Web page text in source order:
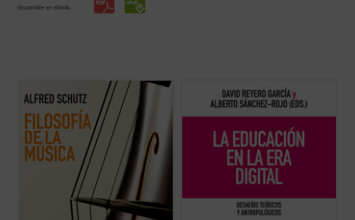
disponible en ebook:
Este libro reúne, por primera vez en
español, todos los textos sobre música de
Alfred Schutz, uno de los grandes nombres
de la sociología del siglo XX. En ellos no solo
analiza lo que sentimos cuando
escuchamos una melodía, también explora
(ver ficha)
Frente a una tecnología con creciente
poder de decisión,La educación en la era
preguntas: ¿qué podemos saber?, ¿qué
debemos hacer?, ¿qué nos cabe esperar?
(ver ficha)